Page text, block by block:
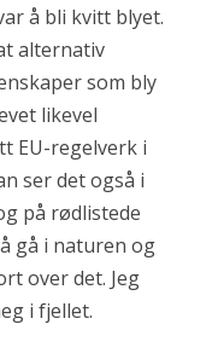
å bli kvitt blyet.
alternativ
som bly
likevel
EU-regelverk i
ser det også i
på rødlistede
gå i naturen og
over det. Jeg
i fjellet.